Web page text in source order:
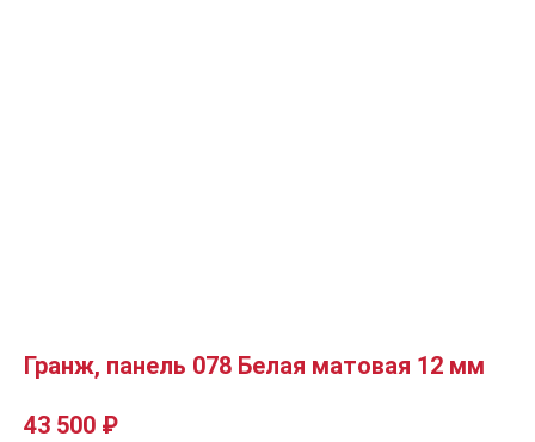
Гранж, панель 078 Белая матовая 12 мм
43 500 ₽